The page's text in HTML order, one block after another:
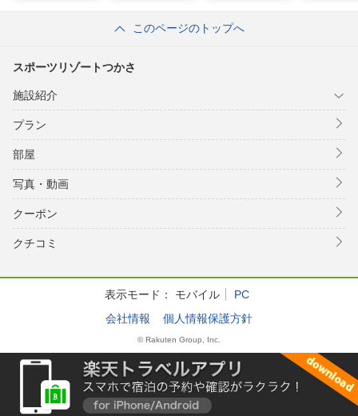
このページのトップへ
スポーツリゾートつかさ
施設紹介
プラン
部屋
写真・動画
クーポン
クチコミ
表示モード： モバイル
PC
会社情報
個人情報保護方針
© Rakuten Group, Inc.